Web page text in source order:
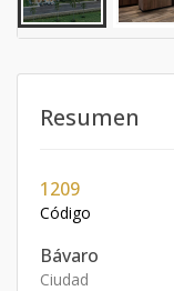
Resumen
1209
Código
Bávaro
Ciudad